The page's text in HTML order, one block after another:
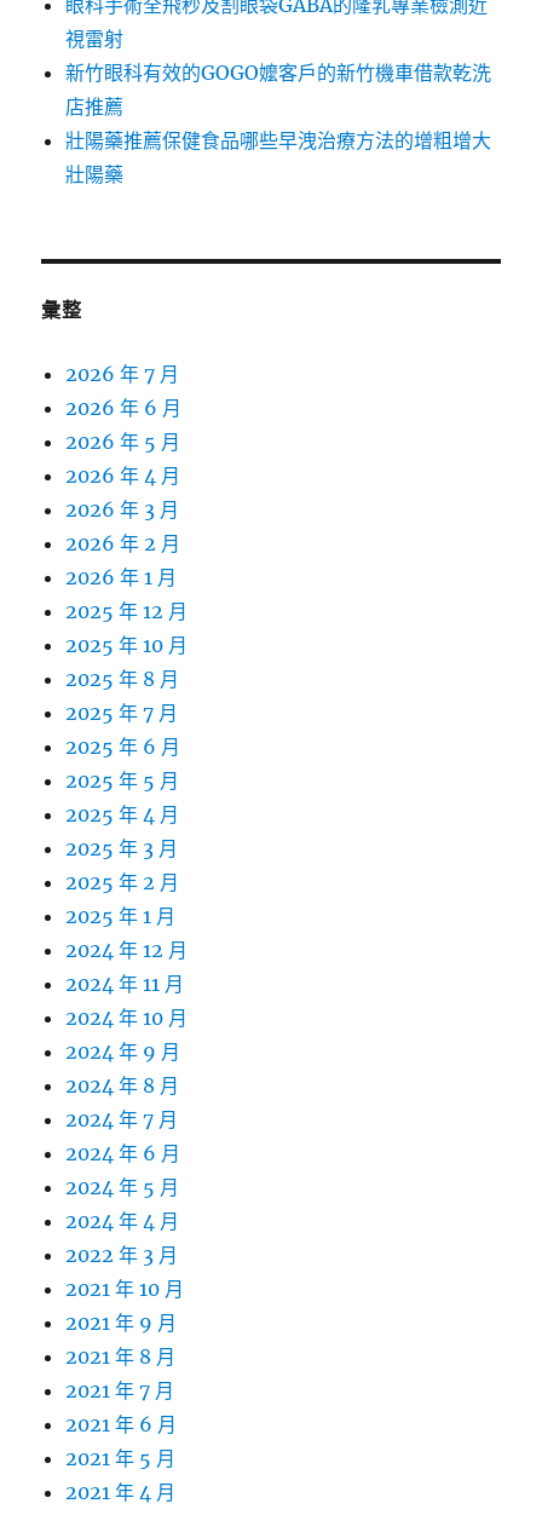
眼科手術全飛秒及割眼袋GABA的隆乳專業檢測近
視雷射
新竹眼科有效的GOGO嬤客戶的新竹機車借款乾洗
店推薦
壯陽藥推薦保健食品哪些早洩治療方法的增粗增大
壯陽藥
彙整
2026 年 7 月
2026 年 6 月
2026 年 5 月
2026 年 4 月
2026 年 3 月
2026 年 2 月
2026 年 1 月
2025 年 12 月
2025 年 10 月
2025 年 8 月
2025 年 7 月
2025 年 6 月
2025 年 5 月
2025 年 4 月
2025 年 3 月
2025 年 2 月
2025 年 1 月
2024 年 12 月
2024 年 11 月
2024 年 10 月
2024 年 9 月
2024 年 8 月
2024 年 7 月
2024 年 6 月
2024 年 5 月
2024 年 4 月
2022 年 3 月
2021 年 10 月
2021 年 9 月
2021 年 8 月
2021 年 7 月
2021 年 6 月
2021 年 5 月
2021 年 4 月